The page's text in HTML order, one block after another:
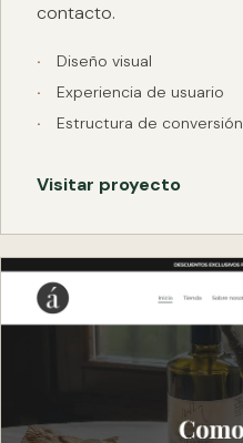
contacto.
Diseño visual
Experiencia de usuario
Estructura de conversión
Visitar proyecto